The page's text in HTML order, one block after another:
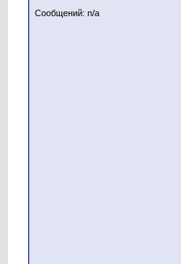
Сообщений: n/a